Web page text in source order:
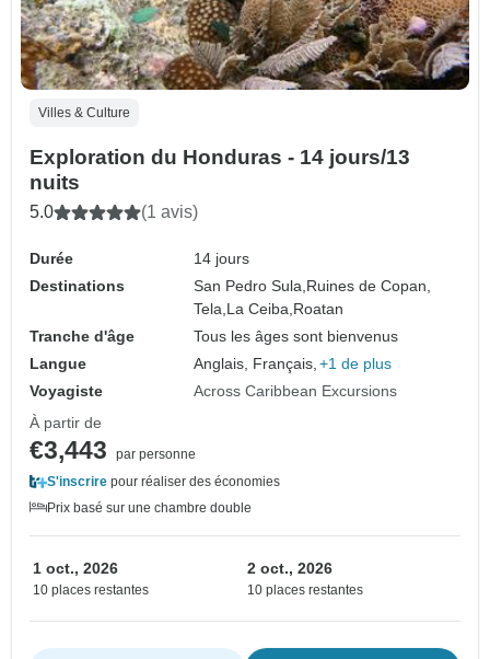
Villes & Culture
Exploration du Honduras - 14 jours/13
nuits
5.0 (1 avis)
Durée
14 jours
Destinations
San Pedro Sula, Ruines de Copan,
Tela, La Ceiba, Roatan
Tranche d'âge
Tous les âges sont bienvenus
Langue
Anglais, Français, +1 de plus
Voyagiste
Across Caribbean Excursions
À partir de
€3,443
par personne
S'inscrire pour réaliser des économies
Prix basé sur une chambre double
1 oct., 2026
10 places restantes
2 oct., 2026
10 places restantes